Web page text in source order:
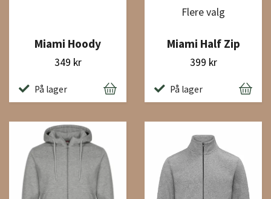
Miami Hoody
349 kr
På lager
Flere valg
Miami Half Zip
399 kr
På lager